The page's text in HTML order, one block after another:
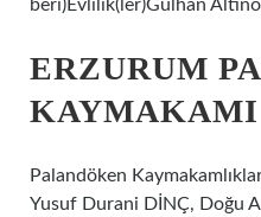
beri)Evlilik(ler)Gülhan
ERZURUM
Palandöken
Yusuf Durani DİNÇ, Doğu